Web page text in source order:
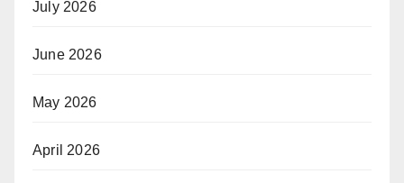
July 2026
June 2026
May 2026
April 2026